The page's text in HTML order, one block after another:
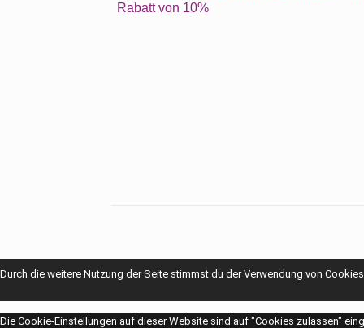
Rabatt von 10%
Durch die weitere Nutzung der Seite stimmst du der Verwendung von
Die Cookie-Einstellungen auf dieser Website sind auf "Cookies zulassen"